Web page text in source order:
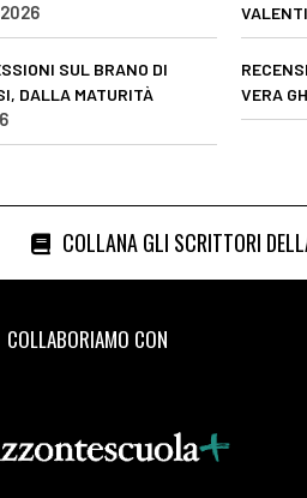
SUL BRANO DI
DALLA MATURITÀ
VERA
COLLANA GLI SCRITTORI
COLLABORIAMO CON